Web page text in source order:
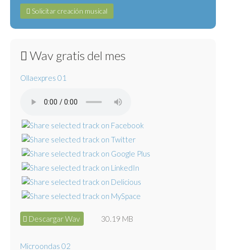
Solicitar creación musical
Wav gratis del mes
Ollaexpres 01
Descargar Wav 30.19 MB
Microondas 02